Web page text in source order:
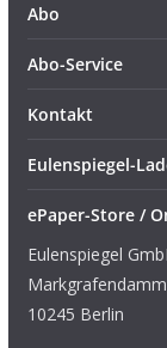
Abo
Abo-Service
Kontakt
Eulenspiegel-
ePaper-Store /
Eulenspiegel
10245 Berlin